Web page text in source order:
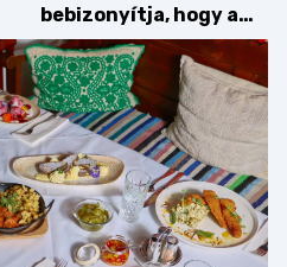
bebizonyítja, hogy a
barack húsok mellé is
zseniális